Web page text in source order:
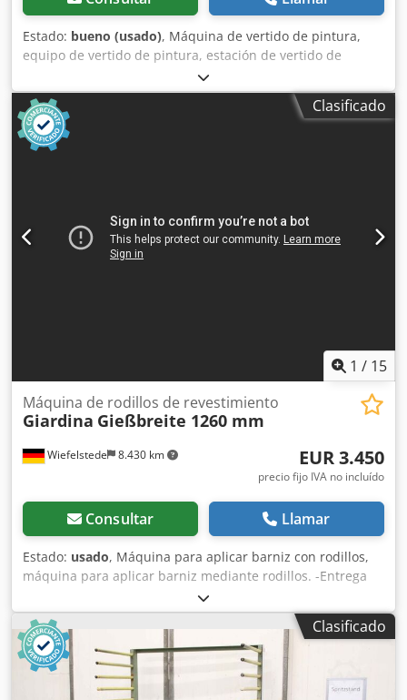
Estado: bueno (usado), Máquina de vertido de pintura,
equipo de vertido de pintura, estación de vertido de
pintura -Máquina de vertido de pintura -Fabricante: Bürkle
-Ancho máximo de vertido: 1290 mm -Espacio de vertido
ajustable: mediante rueda manual con indicador -Ajuste
hidráulico de la altura -Sin: bomba de pintura Dkodsc R
Iyajpfx Aclor -Dimensiones: 2100/800/A1450 mm -Peso: 386
Clasificado
1 / 15
Wiefelstede 8.430 km
Máquina de rodillos de revestimiento
Giardina Gießbreite 1260 mm
EUR 3.450
precio fijo IVA no incluído
Consultar Llamar
Estado: usado, Máquina para aplicar barniz con rodillos,
máquina para aplicar barniz mediante rodillos. -Entrega
en las condiciones actuales, tal como se ha inspeccionado.
-Fabricante: Giardina -Ancho máximo: 1260 mm -Espacio
entre los rodillos: ajustable -Incluye: 3 unidades de
cepillos Dkjdpfxoc Uv Nco Acljr -Potencia de conexión: 11
kW -Dimensiones: 4600/2360/1600 mm (alto) -Peso:
aproximadamente 4000 kg.
Clasificado